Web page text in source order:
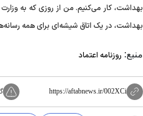
بهداشت، کار می‌کنیم. من از روزی که به
بهداشت، در یک اتاق شیشه‌ای برای همه
منبع: روزنامه اعتماد
https://aftabnews.ir/002XCi